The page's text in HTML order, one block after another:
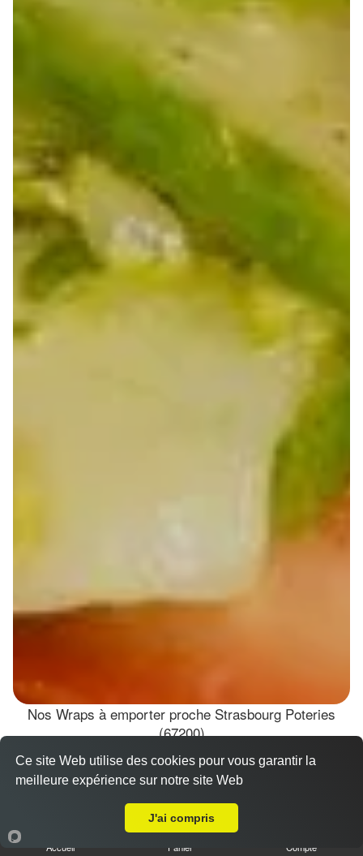
Nos Wraps à emporter proche Strasbourg Poteries
(67200)
Wraps Chicken
8.50 €
Accueil Panier Compte
Ce site Web utilise des cookies pour vous garantir la
meilleure expérience sur notre site Web
J'ai compris